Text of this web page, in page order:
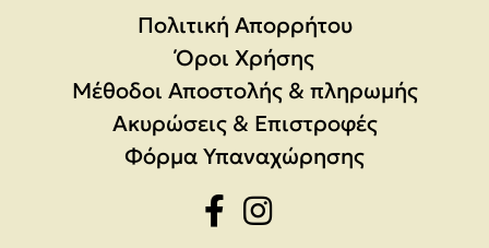
Πολιτική Απορρήτου
Όροι Χρήσης
Μέθοδοι Αποστολής & πληρωμής
Ακυρώσεις & Επιστροφές
Φόρμα Υπαναχώρησης